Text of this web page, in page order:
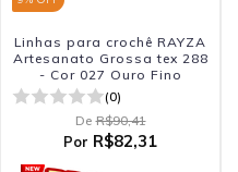
Linhas para crochê RAYZA
Artesanato Grossa tex 288
- Cor 027 Ouro Fino
(0)
De R$90,41
Por R$82,31